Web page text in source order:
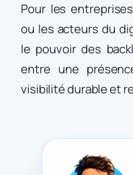
Pour les
ou les acteurs du
le pouvoir des
entre une
visibilité durable et